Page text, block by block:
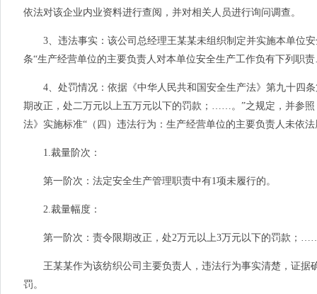
依法对该企业内业资料进行查阅，并对相关人员进行询问调查。
3、违法事实：该公司总经理王某某未组织制定并实施本单位安
条“生产经营单位的主要负责人对本单位安全生产工作负有下列
4、处罚情况：依据《中华人民共和国安全生产法》第九十四条
期改正，处二万元以上五万元以下的罚款；……。”之规定，并参
法》实施标准“（四）违法行为：生产经营单位的主要负责人未依
1.裁量阶次：
第一阶次：法定安全生产管理职责中有1项未履行的。
2.裁量幅度：
第一阶次：责令限期改正，处2万元以上3万元以下的罚款；
王某某作为该纺织公司主要负责人，违法行为事实清楚，证据
罚。